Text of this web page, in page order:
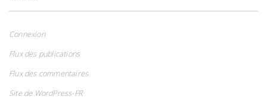
Connexion
Flux des publications
Flux des commentaires
Site de WordPress-FR